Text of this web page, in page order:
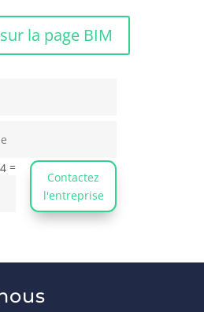
la page BIM
=
Contactez
l'entreprise